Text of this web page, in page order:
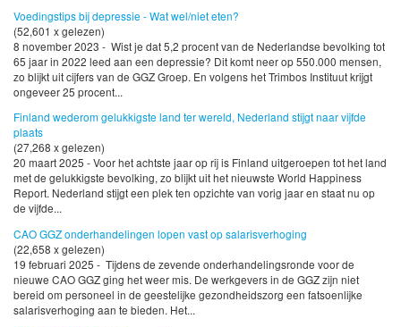
Voedingstips bij depressie - Wat wel/niet eten?
(52,601 x gelezen)
8 november 2023 - Wist je dat 5,2 procent van de Nederlandse bevolking tot
65 jaar in 2022 leed aan een depressie? Dit komt neer op 550.000 mensen,
zo blijkt uit cijfers van de GGZ Groep. En volgens het Trimbos Instituut krijgt
ongeveer 25 procent...
Finland wederom gelukkigste land ter wereld, Nederland stijgt naar vijfde
plaats
(27,268 x gelezen)
20 maart 2025 - Voor het achtste jaar op rij is Finland uitgeroepen tot het land
met de gelukkigste bevolking, zo blijkt uit het nieuwste World Happiness
Report. Nederland stijgt een plek ten opzichte van vorig jaar en staat nu op
de vijfde...
CAO GGZ onderhandelingen lopen vast op salarisverhoging
(22,658 x gelezen)
19 februari 2025 - Tijdens de zevende onderhandelingsronde voor de
nieuwe CAO GGZ ging het weer mis. De werkgevers in de GGZ zijn niet
bereid om personeel in de geestelijke gezondheidszorg een fatsoenlijke
salarisverhoging aan te bieden. Het...